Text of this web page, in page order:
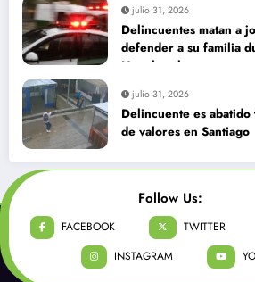
julio 31, 2026
Delincuentes matan a
defender a su familia
Huechuraba
julio 31, 2026
Delincuente es abatido
de valores en Santiago
Follow Us:
FACEBOOK TWITTER
INSTAGRAM